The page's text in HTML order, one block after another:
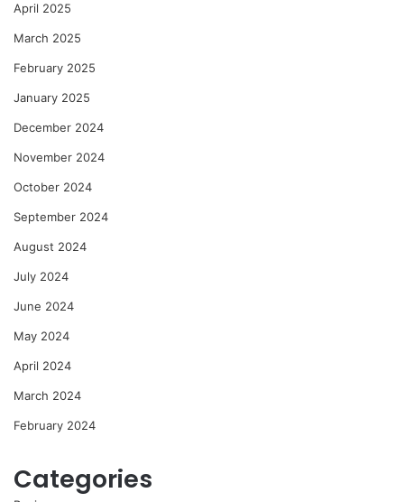
April 2025
March 2025
February 2025
January 2025
December 2024
November 2024
October 2024
September 2024
August 2024
July 2024
June 2024
May 2024
April 2024
March 2024
February 2024
Categories